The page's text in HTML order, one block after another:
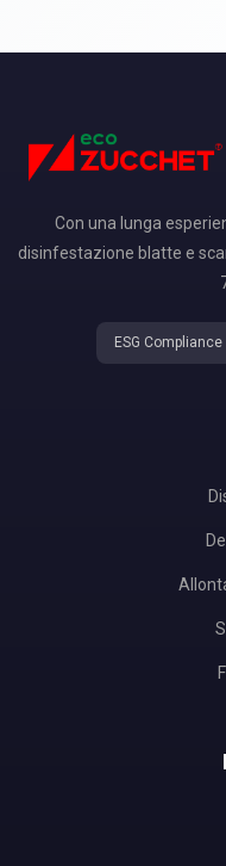
Con una lunga
disinfestazione blatte e
ESG Compliance